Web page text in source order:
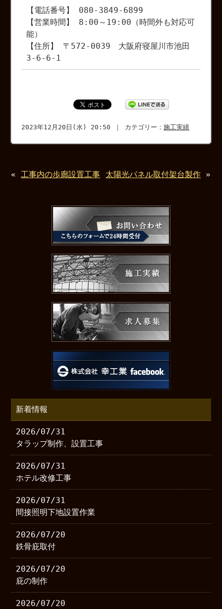
【電話番号】 080-3849-6899
【営業時間】 8:00～19:00（時間外も対応可
能）
【住所】 〒572-0039 大阪府寝屋川市池田
3-6-6-1
2023年12月20日(水) 20:50 ｜ カテゴリー：施工実績
«工事内の歩廊設置工事 太陽光パネル取付架台製作 »
新着情報
2026/07/31
タラップ制作、設置工事
2026/07/31
ホテル改修工事
2026/07/31
間接照明下地設置作業
2026/07/20
鉄骨庇取付
2026/07/20
庇の制作
2026/07/20